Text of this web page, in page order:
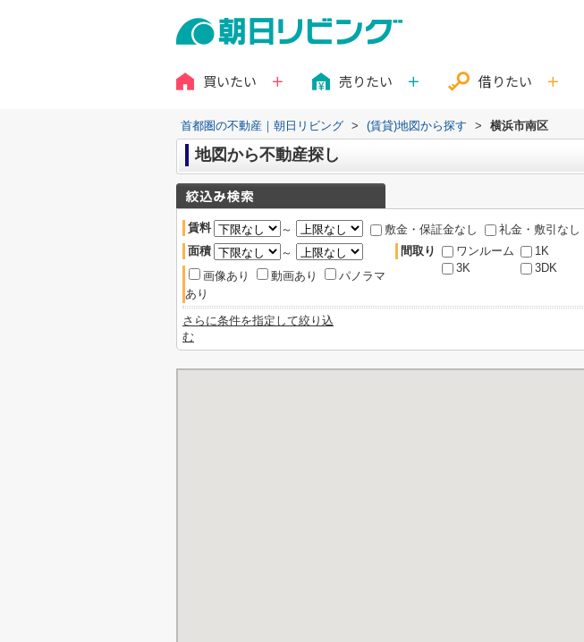
買いたい 売りたい 借りたい
首都圏の不動産｜朝日リビング > (賃貸)地図から探す > 横浜市南区
地図から不動産探し
賃料 ～ 敷金・保証金なし 礼金・敷引なし
面積
～
画像あり
動画あり
パノラマ
あり
間取り ワンルーム 1K
3K
3DK
さらに条件を指定して絞り込
む